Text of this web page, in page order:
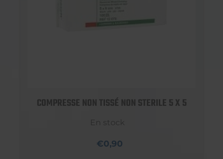
COMPRESSE NON TISSÉ NON STERILE 5 X 5
En stock
€0,90